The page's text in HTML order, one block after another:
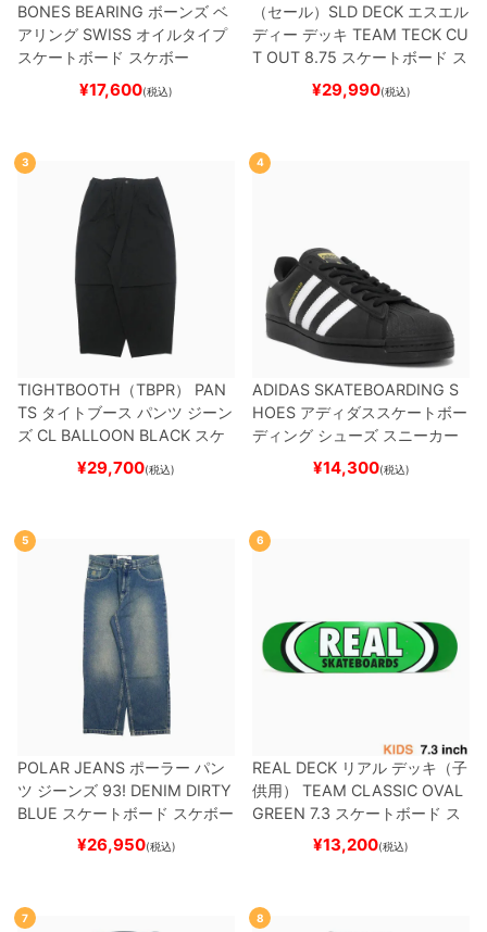
BONES BEARING ボーンズ ベ
アリング SWISS オイルタイプ
スケートボード スケボー
¥17,600(税込)
（セール） SLD DECK エスエル
ディー デッキ TEAM TECK CU
T OUT 8.75 スケートボード ス
¥29,990(税込)
3
TIGHTBOOTH（TBPR） PAN
TS タイトブース パンツ ジーン
ズ CL BALLOON BLACK スケ
ートボード スケボー
¥29,700(税込)
4
ADIDAS SKATEBOARDING S
HOES アディダススケートボー
ディング シューズ スニーカー
スーパースター SUPERSTAR A
BLACK/WHITE/WHITE
ー
¥14,300(税込)
5
POLAR JEANS ポーラー パン
ツ ジーンズ 93! DENIM DIRTY
BLUE スケートボード スケボー
¥26,950(税込)
6
REAL DECK リアル デッキ（子
供用）
TEAM CLASSIC OVAL
GREEN 7.3 スケートボード ス
¥13,200(税込)
7 8